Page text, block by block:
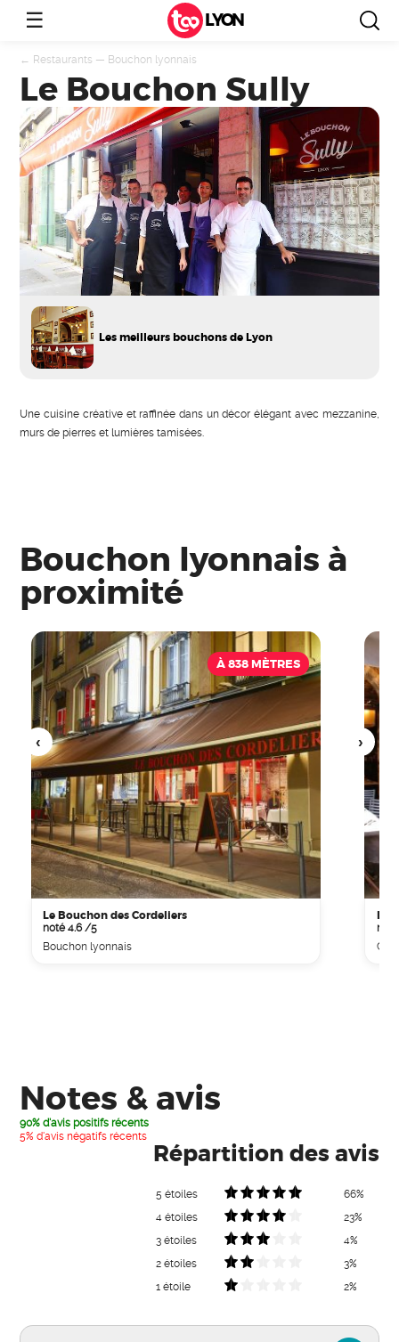
☰ LYON
← Restaurants — Bouchon lyonnais
Le Bouchon Sully
Les meilleurs bouchons de Lyon
Une cuisine créative et raffinée dans un décor élégant avec mezzanine,
murs de pierres et lumières tamisées.
Bouchon lyonnais à
proximité
À 838 MÈTRES
Le Bouchon des Cordeliers
noté 4.6 /5
Bouchon lyonnais
Le
Notes & avis
90% d'avis positifs récents
5% d'avis négatifs récents
Répartition des avis
5 étoiles
66%
4 étoiles
23%
3 étoiles
4%
2 étoiles
3%
1 étoile
2%